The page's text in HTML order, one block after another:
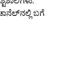
ಬಗೆ